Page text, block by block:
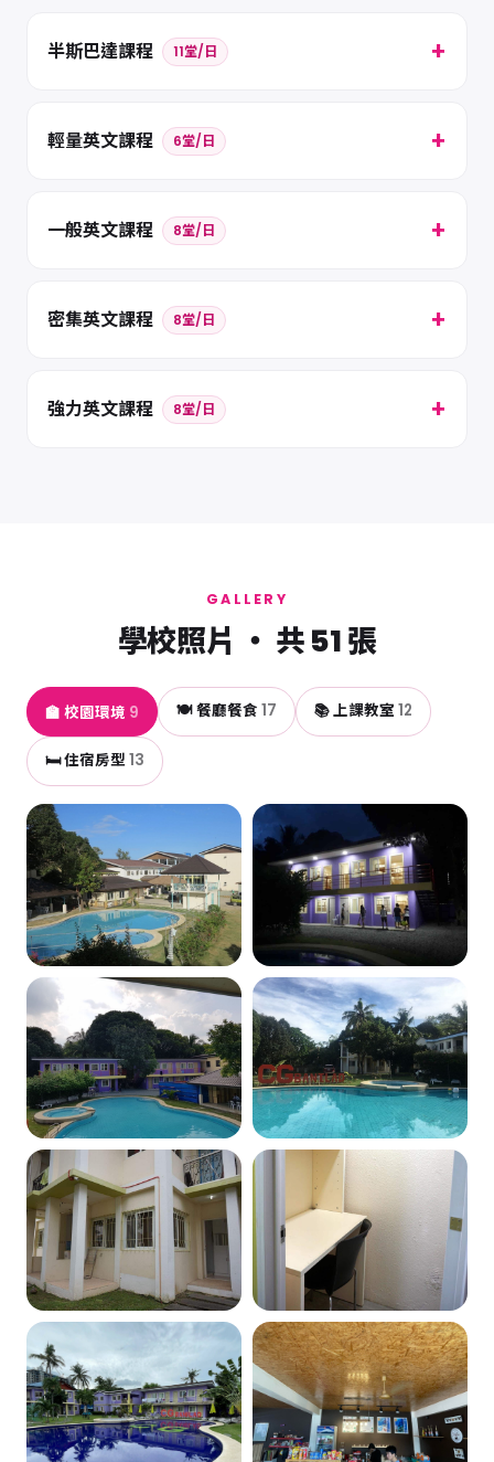
半斯巴達課程 11堂/日
輕量英文課程 6堂/日
一般英文課程 8堂/日
密集英文課程 8堂/日
強力英文課程 8堂/日
GALLERY
學校照片 ・ 共 51 張
🏫 校園環境 9 🍽️ 餐廳餐食 17 📚 上課教室 12
🛏️ 住宿房型13